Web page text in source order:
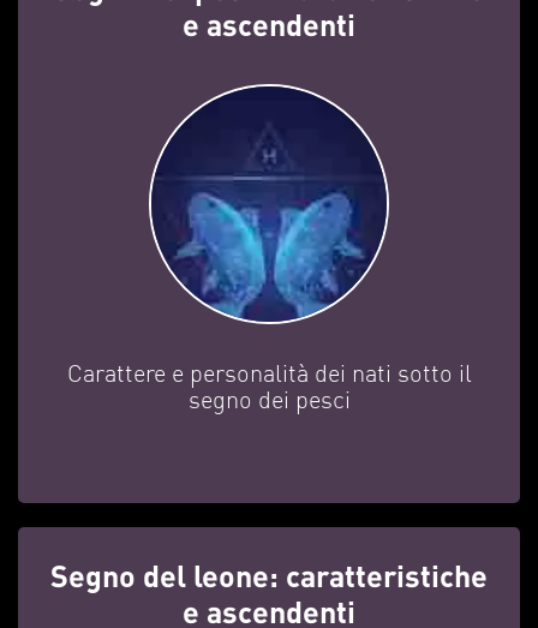
e ascendenti
Carattere e personalità dei nati sotto il
segno dei pesci
Segno del leone: caratteristiche
e ascendenti